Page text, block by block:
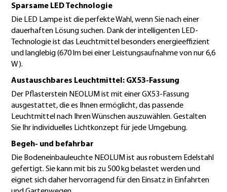
Sparsame LED Technologie
Die LED Lampe ist die perfekte Wahl, wenn Sie nach einer
dauerhaften Lösung suchen. Dank der intelligenten LED-
Technologie ist das Leuchtmittel besonders energieeffizient
und langlebig (670 lm bei einer Leistungsaufnahme von nur 6,6
W).
Austauschbares Leuchtmittel: GX53-Fassung
Der Pflasterstein NEOLUM ist mit einer GX53-Fassung
ausgestattet, die es Ihnen ermöglicht, das passende
Leuchtmittel nach Ihren Wünschen auszuwählen. Gestalten
Sie Ihr individuelles Lichtkonzept für jede Umgebung.
Begeh- und befahrbar
Die Bodeneinbauleuchte NEOLUM ist aus robustem Edelstahl
gefertigt. Sie kann mit bis zu 500 kg belastet werden und
eignet sich daher hervorragend für den Einsatz in Einfahrten